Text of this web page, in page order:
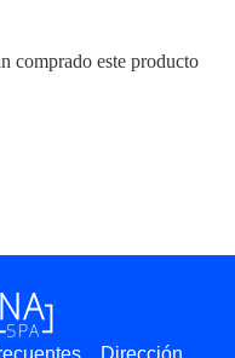
comprado este producto
Dirección